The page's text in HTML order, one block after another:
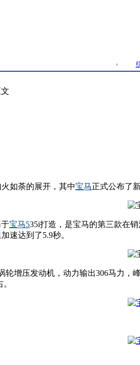
如荼的展开，其中宝马正式公布了
于宝马535i打造，是宝马的第三款在
速达到了5.9秒。
增压发动机，动力输出306马力，